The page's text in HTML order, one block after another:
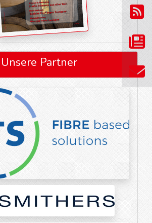
Unsere Partner